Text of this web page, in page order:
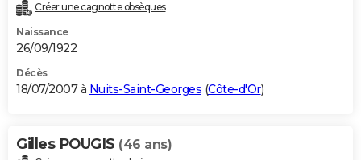
Créer une cagnotte obsèques
Naissance
26/09/1922
Décès
18/07/2007 à Nuits-Saint-Georges (Côte-d'Or)
Gilles POUGIS (46 ans)